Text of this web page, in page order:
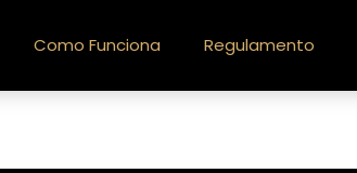
Como Funciona Regulamento